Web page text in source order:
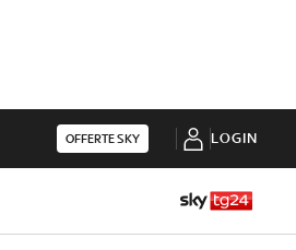
OFFERTE SKY LOGIN